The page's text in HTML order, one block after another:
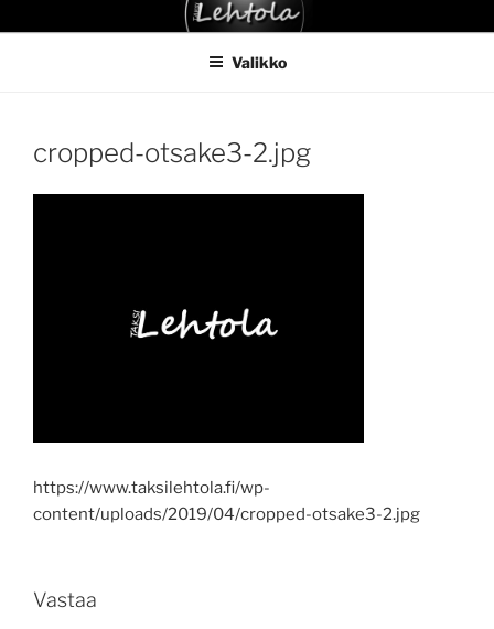
sisältöönTAKSI LEHTOLA
Valikko
cropped-otsake3-2.jpg
https://www.taksilehtola.fi/wp-
content/uploads/2019/04/cropped-otsake3-2.jpg
Vastaa